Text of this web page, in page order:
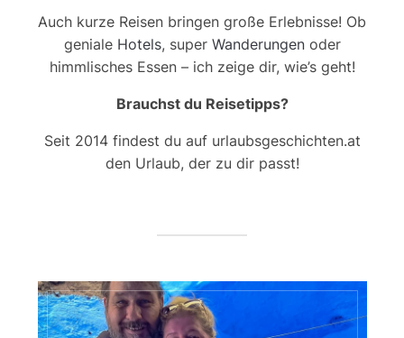
Auch kurze Reisen bringen große Erlebnisse! Ob
geniale Hotels, super Wanderungenoder
himmlisches Essen – ich zeige dir, wie’s geht!
Brauchst du Reisetipps?
Seit 2014 findest du auf urlaubsgeschichten.at
den Urlaub, der zu dir passt!